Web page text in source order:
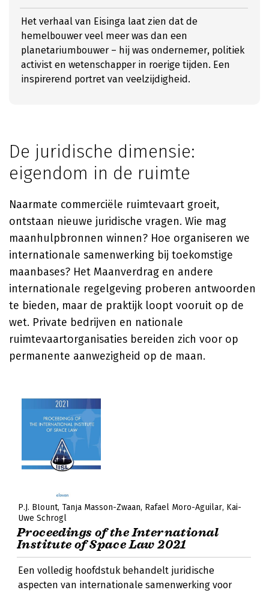
Het verhaal van Eisinga laat zien dat de
hemelbouwer veel meer was dan een
planetariumbouwer – hij was ondernemer, politiek
activist en wetenschapper in roerige tijden. Een
inspirerend portret van veelzijdigheid.
De juridische dimensie:
eigendom in de ruimte
Naarmate commerciële ruimtevaart groeit,
ontstaan nieuwe juridische vragen. Wie mag
maanhulpbronnen winnen? Hoe organiseren we
internationale samenwerking bij toekomstige
maanbases? Het Maanverdrag en andere
internationale regelgeving proberen antwoorden
te bieden, maar de praktijk loopt vooruit op de
wet. Private bedrijven en nationale
ruimtevaartorganisaties bereiden zich voor op
permanente aanwezigheid op de maan.
P.J. Blount Tanja Masson-Zwaan Rafael Moro-Aguilar Kai-
Uwe Schrogl
Proceedings of the International
Institute of Space Law 2021
Een volledig hoofdstuk behandelt juridische
aspecten van internationale samenwerking voor